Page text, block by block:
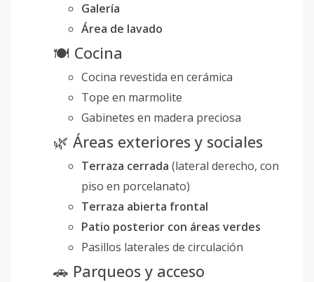
Galería
Área de lavado
🍽 Cocina
Cocina revestida en cerámica
Tope en marmolite
Gabinetes en madera preciosa
🌿 Áreas exteriores y sociales
Terraza cerrada (lateral derecho, con
piso en porcelanato)
Terraza abierta frontal
Patio posterior con áreas verdes
Pasillos laterales de circulación
🚗 Parqueos y acceso